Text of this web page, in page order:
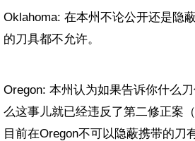
Oklahoma: 在本州不论公开还是隐
的刀具都不允许。
Oregon: 本州认为如果告诉你什么
么这事儿就已经违反了第二修正案
目前在Oregon不可以隐蔽携带的刀